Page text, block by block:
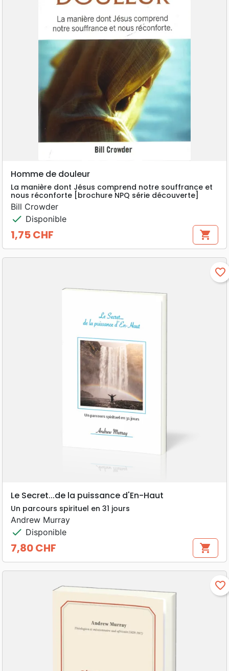
Homme de douleur
La manière dont Jésus comprend notre souffrance et
nous réconforte [brochure NPQ série découverte]
Bill Crowder
check Disponible
Prix
1,75 CHF shopping_cart
favorite_border
Le Secret...de la puissance d'En-Haut
Un parcours spirituel en 31 jours
Andrew Murray
check Disponible
Prix
7,80 CHF shopping_cart
favorite_border